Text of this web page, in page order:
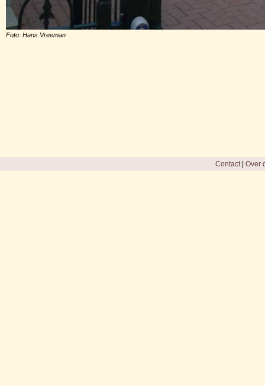
Foto: Hans Vreeman
Contact| Over